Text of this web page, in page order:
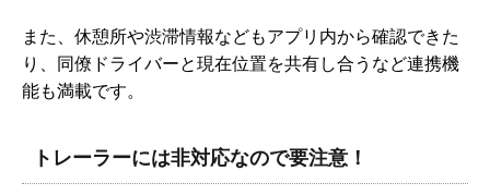
また、休憩所や渋滞情報などもアプリ内から確認できた
り、同僚ドライバーと現在位置を共有し合うなど連携機
能も満載です。
トレーラーには非対応なので要注意！